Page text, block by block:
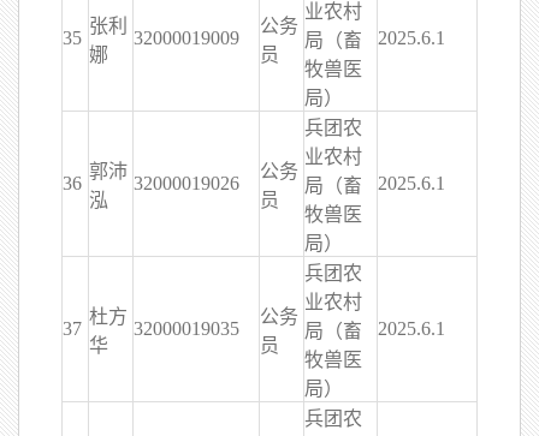
35
张利
娜
32000019009
公务
员
业农村
局（畜
牧兽医
局）
2025.6.1
36
郭沛
泓
32000019026
公务
员
兵团农
业农村
局（畜
牧兽医
局）
2025.6.1
37
杜方
华
32000019035
公务
员
兵团农
业农村
局（畜
牧兽医
局）
2025.6.1
兵团农